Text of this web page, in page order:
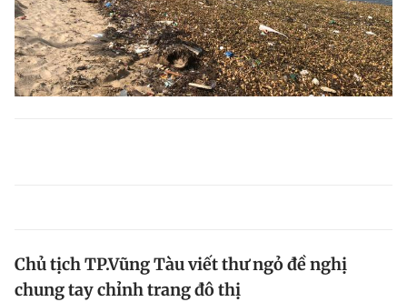
Chủ tịch TP.Vũng Tàu viết thư ngỏ đề nghị
chung tay chỉnh trang đô thị